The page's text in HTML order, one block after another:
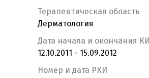
Терапевтическая область
Дерматология
Дата начала и окончания КИ
12.10.2011 - 15.09.2012
Номер и дата РКИ